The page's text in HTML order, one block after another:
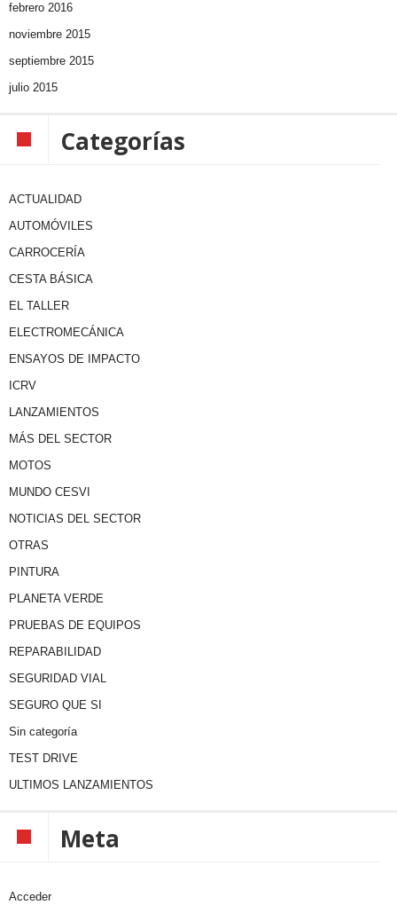
febrero 2016
noviembre 2015
septiembre 2015
julio 2015
Categorías
ACTUALIDAD
AUTOMÓVILES
CARROCERÍA
CESTA BÁSICA
EL TALLER
ELECTROMECÁNICA
ENSAYOS DE IMPACTO
ICRV
LANZAMIENTOS
MÁS DEL SECTOR
MOTOS
MUNDO CESVI
NOTICIAS DEL SECTOR
OTRAS
PINTURA
PLANETA VERDE
PRUEBAS DE EQUIPOS
REPARABILIDAD
SEGURIDAD VIAL
SEGURO QUE SI
Sin categoría
TEST DRIVE
ULTIMOS LANZAMIENTOS
Meta
Acceder